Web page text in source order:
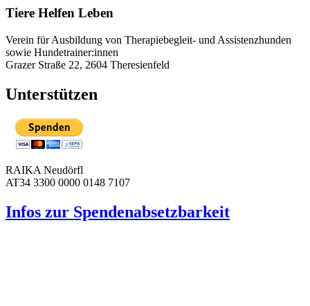
Tiere Helfen Leben
Verein für Ausbildung von Therapiebegleit- und Assistenzhunden
sowie Hundetrainer:innen
Grazer Straße 22, 2604 Theresienfeld
Unterstützen
RAIKA Neudörfl
AT34 3300 0000 0148 7107
Infos zur Spenden­absetzbarkeit